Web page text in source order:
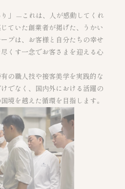
り」 —これは、人が感動してくれ
ていた創業者が掲げた、うかい
プは、お客様と自分たちの幸せ
くす一念でお客さまを迎える心
の職人技や接客美学を実践的な
でなく、国内外における活躍の
境を越えた循環を目指します。